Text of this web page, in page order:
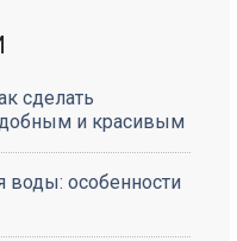
сделать
и красивым
воды: особенности